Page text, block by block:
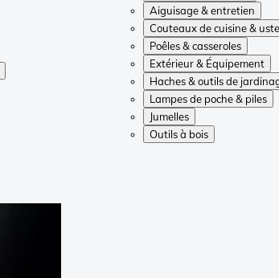
Aiguisage & entretien
Couteaux de cuisine &
Poêles & casseroles
Extérieur & Équipement
Haches & outils de
Lampes de poche & piles
Jumelles
Outils à bois